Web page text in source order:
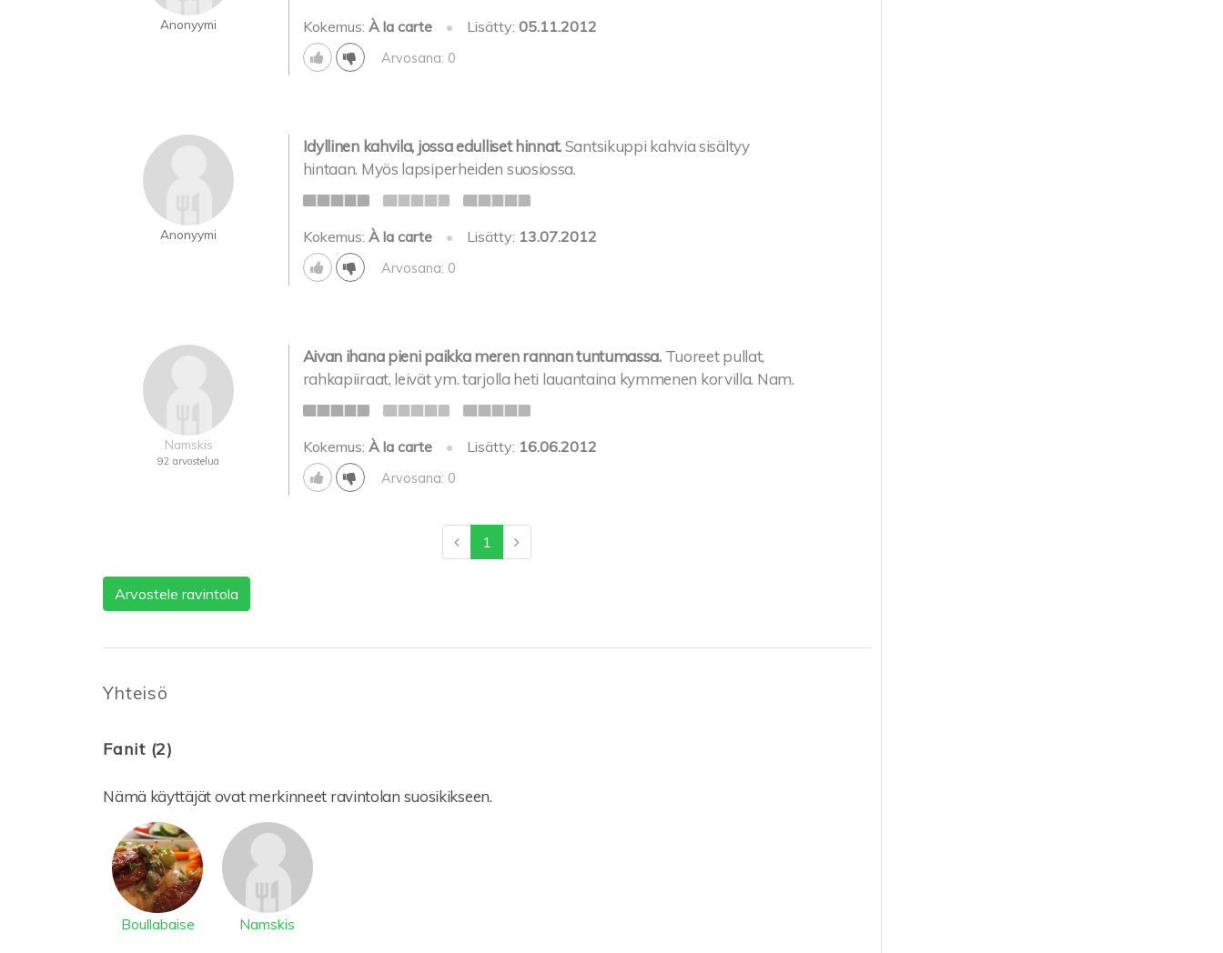
Anonyymi Kokemus: À la carte • Lisätty: 05.11.2012
Arvosana: 0
Anonyymi
Idyllinen kahvila, jossa edulliset hinnat.Santsikuppi kahvia sisältyy
hintaan. Myös lapsiperheiden suosiossa.
Kokemus: À la carte • Lisätty: 13.07.2012
Arvosana: 0
Namskis
92 arvostelua
Aivan ihana pieni paikka meren rannan tuntumassa. Tuoreet pullat,
rahkapiiraat, leivät ym. tarjolla heti lauantaina kymmenen korvilla. Nam.
Kokemus: À la carte • Lisätty: 16.06.2012
Arvosana: 0
1
Arvostele ravintola
Yhteisö
Fanit (2)
Nämä käyttäjät ovat merkinneet ravintolan suosikikseen.
Boullabaise Namskis